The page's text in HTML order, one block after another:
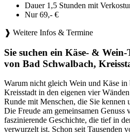
Dauer 1,5 Stunden mit
Nur 69,- €
❱ Weitere Infos & Termine
Sie suchen ein Käse- &
von Bad Schwalbach,
Warum nicht gleich Wein und Käse in
Kreisstadt in den eigenen vier
Runde mit Menschen, die Sie kennen
Die Freude am gemeinsamen Genuss
faszinierende Geschichte, die tief in
verwurzelt ist. Schon seit Tausenden